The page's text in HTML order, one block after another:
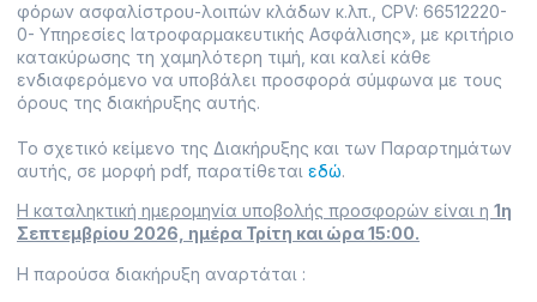
φόρων ασφαλίστρου-λοιπών κλάδων κ.λπ., CPV: 66512220-
0- Υπηρεσίες Ιατροφαρμακευτικής Ασφάλισης», με κριτήριο
κατακύρωσης τη χαμηλότερη τιμή, και καλεί κάθε
ενδιαφερόμενο να υποβάλει προσφορά σύμφωνα με τους
όρους της διακήρυξης αυτής.
Το σχετικό κείμενο της Διακήρυξης και των Παραρτημάτων
αυτής, σε μορφή pdf, παρατίθεται εδώ.
Η καταληκτική ημερομηνία υποβολής προσφορών είναι η 1η
Σεπτεμβρίου 2026, ημέρα Τρίτη και ώρα 15:00.
Η παρούσα διακήρυξη αναρτάται :